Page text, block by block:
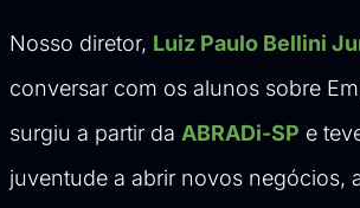
Nosso diretor, Luiz Paulo Bellini
conversar com os alunos sobre
surgiu a partir da ABRADi-SP e
juventude a abrir novos negócios,